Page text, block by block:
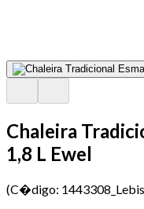
Chaleira
1,8 L Ewel
(C�digo: